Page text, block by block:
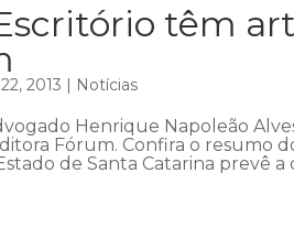
têm
2013 | Notícias
Henrique Napoleão
Fórum. Confira o resumo
de Santa Catarina prevê a